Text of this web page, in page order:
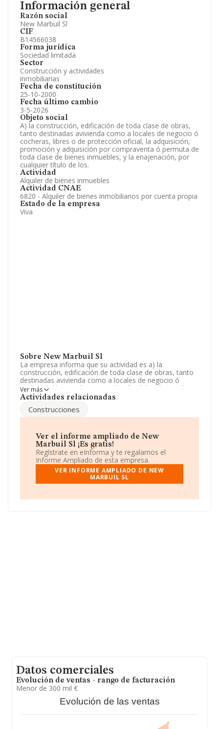
Información general
Razón social
New Marbuil Sl
CIF
B14566038
Forma jurídica
Sociedad limitada
Sector
Construcción y actividades
inmobiliarias
Fecha de constitución
25-10-2000
Fecha último cambio
3-5-2026
Objeto social
A) la construcción, edificación de toda clase de obras,
tanto destinadas avivienda como a locales de negocio ó
cocheras, libres o de protección oficial, la adquisición,
promoción y adquisición por compraventa ó permuta de
toda clase de bienes inmuebles, y la enajenación, por
cualquier título de los.
Actividad
Alquiler de bienes inmuebles
Actividad CNAE
6820 - Alquiler de bienes inmobiliarios por cuenta propia
Estado de la empresa
Viva
Sobre New Marbuil Sl
La empresa informa que su actividad es a) la
construcción, edificación de toda clase de obras, tanto
destinadas avivienda como a locales de negocio ó
cocheras, libres o de protección oficial, la adquisición,
promoción y adquisición por compraventa ó permuta de
cualquier título de los. La empresa es una Sociedad
Limitada. Su actividad CNAE es 'Alquiler de bienes
empresa no tiene actividad en mercados exteriores.
La sociedad españolaNew Marbuil S.L, con número de
identificación fiscal B14566038, se encuentra en Calle
Gongora núm. 10 2, (14008), en el municipio de
Córdoba, Andalucía.
hasta 132.555 empresas, la facturación en el ámbito
Ver más
Actividades relacionadas
Construcciones
Ver el informe ampliado de New
Marbuil Sl ¡Es gratis!
Regístrate en eInforma y te regalamos el
Informe Ampliado de esta empresa.
VER INFORME AMPLIADO DE NEW
MARBUIL SL
Datos comerciales
Evolución de ventas - rango de facturación
Menor de 300 mil €
Evolución de las ventas